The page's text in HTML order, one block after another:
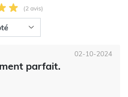
(2 avis)
parfait.
02-10-2024